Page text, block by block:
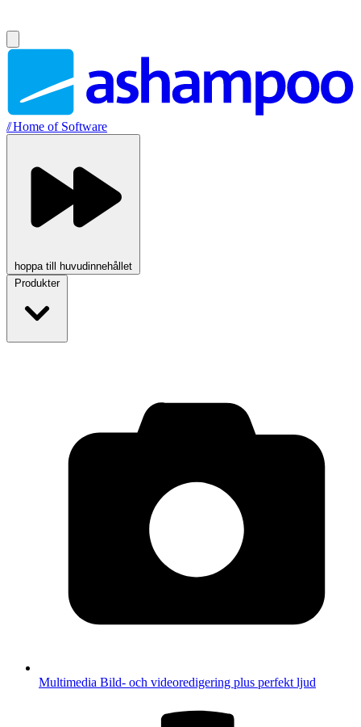
//Home of Software
hoppa till huvudinnehållet
Produkter
Multimedia Bild- och videoredigering plus perfekt ljud